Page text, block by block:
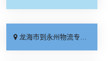
龙海市到永州物流专线_几天到达「快速直达」